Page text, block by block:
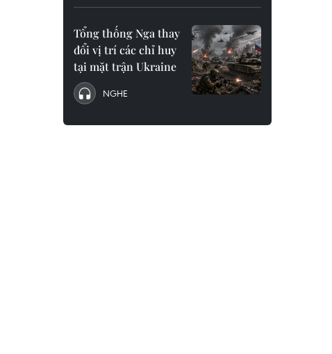
Tổng thống Nga thay
đổi vị trí các chỉ huy
tại mặt trận Ukraine
NGHE